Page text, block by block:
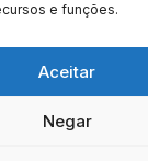
e funções.
Aceitar
Negar